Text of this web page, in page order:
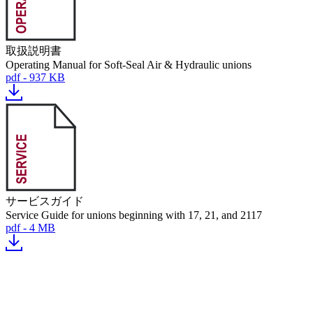
取扱説明書
Operating Manual for Soft-Seal Air & Hydraulic unions
pdf - 937 KB
サービスガイド
Service Guide for unions beginning with 17, 21, and 2117
pdf - 4 MB